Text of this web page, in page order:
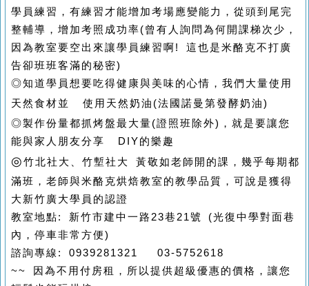
學員練習，有練習才能增加考場應變能力，從頭到尾完
整輔導， 增加考照成功率(曾有人詢問為何開課梯次少，
因為教室要空出來讓學員練習啊! 這也是米酪克不打廣
告卻班班客滿的秘密)
◎知道學員想要吃得健康與美味的心情，我們大量使用
天然食材並使用天然奶油(法國諾曼第發酵奶油)
◎製作份量都抓烤盤最大量(證照班除外)，就是要讓您
能與家人朋友分享
DIY的樂趣
◎竹北社大、竹塹社大 黃敬如老師開的課，幾乎每期都
滿班，老師與米酪克烘焙教室的教學品質，可說是獲得
大新竹廣大學員的認證
教室地點: 新竹市建中一路23巷21號 (光復中學對面巷
內，停車非常方便)
諮詢專線: 0939281321 03-5752618
~~ 因為不用付房租，所以提供超級優惠的價格，讓您